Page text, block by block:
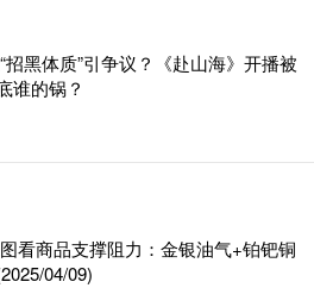
招黑体质”引争议？《赴山海》开播被
谁的锅？
看商品支撑阻力：金银油气+铂钯铜
04/09)